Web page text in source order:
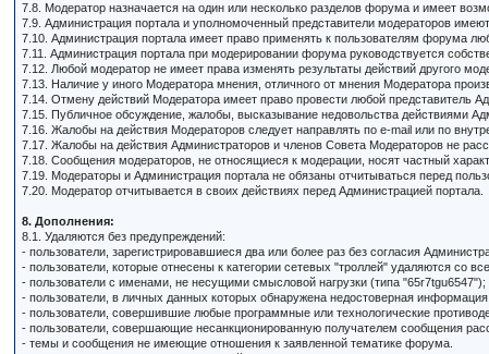
7.8. Модератор назначается на один или несколько разделов форума и имеет
7.9. Администрация портала и уполномоченный представители модераторов
7.10. Администрация портала имеет право применять к пользователям форума
7.11. Администрация портала при модерировании форума руководствуется
7.12. Любой модератор не имеет права изменять результаты действий другого
7.13. Наличие у иного Модератора мнения, отличного от мнения Модератора
7.14. Отмену действий Модератора имеет право провести любой представитель
7.15. Публичное обсуждение, жалобы, высказывание недовольства действиями
7.16. Жалобы на действия Модераторов следует направлять по e-mail или по
7.17. Жалобы на действия Администраторов и членов Совета Модераторов не
7.18. Сообщения модераторов, не относящиеся к модерации, носят частный
7.19. Модераторы и Администрация портала не обязаны отчитываться перед
7.20. Модератор отчитывается в своих действиях перед Администрацией портала.
8. Дополнения:
8.1. Удаляются без предупреждений:
- пользователи, зарегистрировавшиеся два или более раз без согласия
- пользователи, которые отнесены к категории сетевых "троллей" удаляются со
- пользователи с именами, не несущими смысловой нагрузки (типа "65r7tgu6547");
- пользователи, в личных данных которых обнаружена недостоверная информация.
- пользователи, совершившие любые программные или технологические
- пользователи, совершающие несанкционированную получателем сообщения
- темы и сообщения не имеющие отношения к заявленной тематике форума.